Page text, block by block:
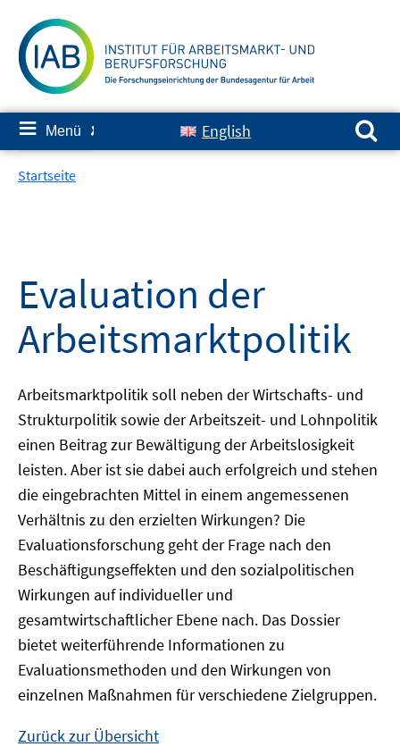
zum
Inhalt
≡ Menü ✘ English
Suchen nach:
Startseite
Evaluation der
Arbeitsmarktpolitik
Arbeitsmarktpolitik soll neben der Wirtschafts- und
Strukturpolitik sowie der Arbeitszeit- und Lohnpolitik
einen Beitrag zur Bewältigung der Arbeitslosigkeit
leisten. Aber ist sie dabei auch erfolgreich und stehen
die eingebrachten Mittel in einem angemessenen
Verhältnis zu den erzielten Wirkungen? Die
Evaluationsforschung geht der Frage nach den
Beschäftigungseffekten und den sozialpolitischen
Wirkungen auf individueller und
gesamtwirtschaftlicher Ebene nach. Das Dossier
bietet weiterführende Informationen zu
Evaluationsmethoden und den Wirkungen von
einzelnen Maßnahmen für verschiedene Zielgruppen.
Zurück zur Übersicht